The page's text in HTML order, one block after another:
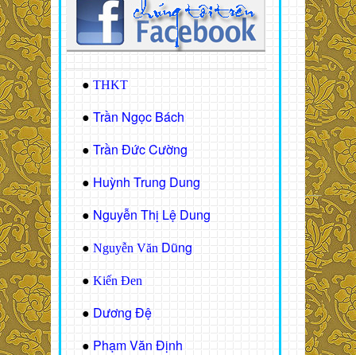
● THKT
● Trần Ngọc Bách
● Trần Đức Cường
● Huỳnh Trung Dung
● Nguyễn Thị Lệ Dung
● Nguyễn Văn Dũng
● Kiến Đen
● Dương Đệ
● Phạm Văn Định